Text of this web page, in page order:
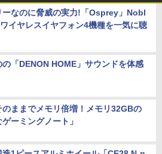
ーなのに脅威の実力!「Osprey」Nobl
イヤレスイヤフォン4機種を一気に聴
の「DENON HOME」サウンドを体感
のままでメモリ倍増！メモリ32GBの
ゲーミングノート」